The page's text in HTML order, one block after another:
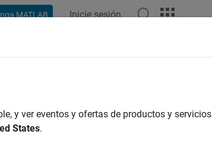
MATLAB Inicie sesión
useful was this information?
y ver eventos y ofertas de productos y servicios
States.